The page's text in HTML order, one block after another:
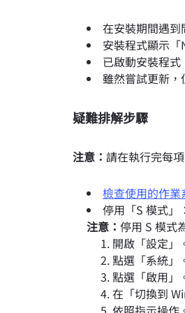
在安裝期間遇到
安裝程式顯示
已啟動安裝程
雖然嘗試更新
疑難排解步驟
注意： 請在執行完每
檢查使用的作
停用「S 模式」
注意： 停用 S 模式
開啟「設定」
點選「系統」
點選「啟用」
在「切換到